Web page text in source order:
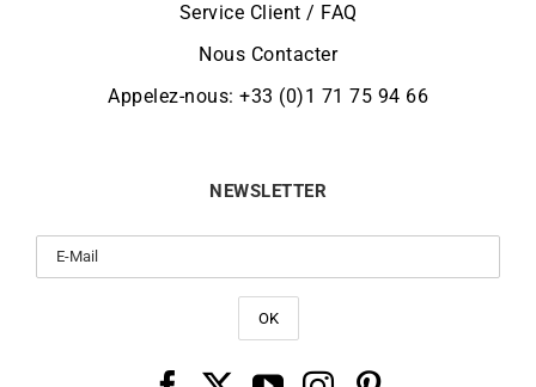
Service Client / FAQ
Nous Contacter
Appelez-nous: +33 (0)1 71 75 94 66
NEWSLETTER